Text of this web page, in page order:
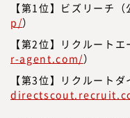
【第1位】ビズリーチ（
p/）
【第2位】リクルート
r-agent.com/）
【第3位】リクルート